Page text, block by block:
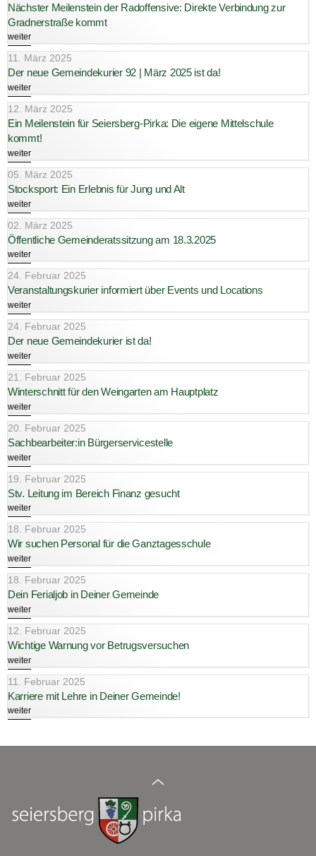
Nächster Meilenstein der Radoffensive: Direkte Verbindung zur
Gradnerstraße kommt
weiter
11. März 2025
Der neue Gemeindekurier 92 | März 2025 ist da!
weiter
12. März 2025
Ein Meilenstein für Seiersberg-Pirka: Die eigene Mittelschule
kommt!
weiter
05. März 2025
Stocksport: Ein Erlebnis für Jung und Alt
weiter
02. März 2025
Öffentliche Gemeinderatssitzung am 18.3.2025
weiter
24. Februar 2025
Veranstaltungskurier informiert über Events und Locations
weiter
24. Februar 2025
Der neue Gemeindekurier ist da!
weiter
21. Februar 2025
Winterschnitt für den Weingarten am Hauptplatz
weiter
20. Februar 2025
Sachbearbeiter:in Bürgerservicestelle
weiter
19. Februar 2025
Stv. Leitung im Bereich Finanz gesucht
weiter
18. Februar 2025
Wir suchen Personal für die Ganztagesschule
weiter
18. Februar 2025
Dein Ferialjob in Deiner Gemeinde
weiter
12. Februar 2025
Wichtige Warnung vor Betrugsversuchen
weiter
11. Februar 2025
Karriere mit Lehre in Deiner Gemeinde!
weiter